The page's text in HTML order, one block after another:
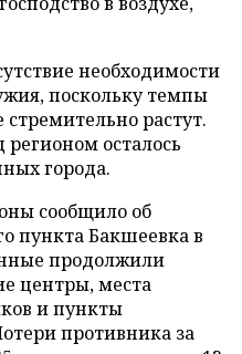
необходимости
поскольку темпы
растут.
осталось
города.
сообщило об
пункта Бакшеевка в
продолжили
центры, места
и пункты
противника за